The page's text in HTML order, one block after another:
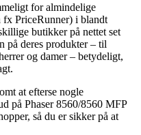
for almindelige
fx PriceRunner) i blandt
butikker på nettet set
på deres produkter – til
og damer – betydeligt,
at efterse nogle
på Phaser 8560/8560 MFP
så du er sikker på at